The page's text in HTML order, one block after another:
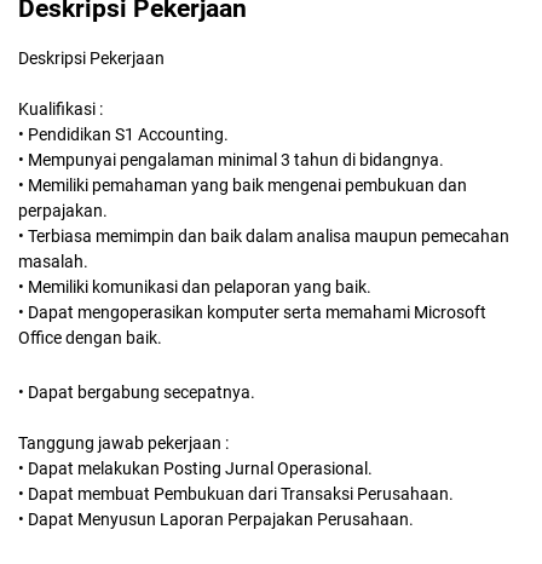
Deskripsi Pekerjaan
Deskripsi Pekerjaan
Kualifikasi :
• Pendidikan S1 Accounting.
• Mempunyai pengalaman minimal 3 tahun di bidangnya.
• Memiliki pemahaman yang baik mengenai pembukuan dan
perpajakan.
• Terbiasa memimpin dan baik dalam analisa maupun pemecahan
masalah.
• Memiliki komunikasi dan pelaporan yang baik.
• Dapat mengoperasikan komputer serta memahami Microsoft
Office dengan baik.
• Dapat bergabung secepatnya.
Tanggung jawab pekerjaan :
• Dapat melakukan Posting Jurnal Operasional.
• Dapat membuat Pembukuan dari Transaksi Perusahaan.
• Dapat Menyusun Laporan Perpajakan Perusahaan.